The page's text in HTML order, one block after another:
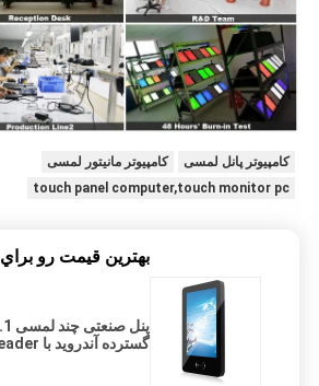
کامپیوتر پانل لمسی
کامپیوتر مانیتور لمسی
touch panel computer,touch monitor pc
بهترين قيمت رو براي
گسترده آندروید با NFC RFID Reader